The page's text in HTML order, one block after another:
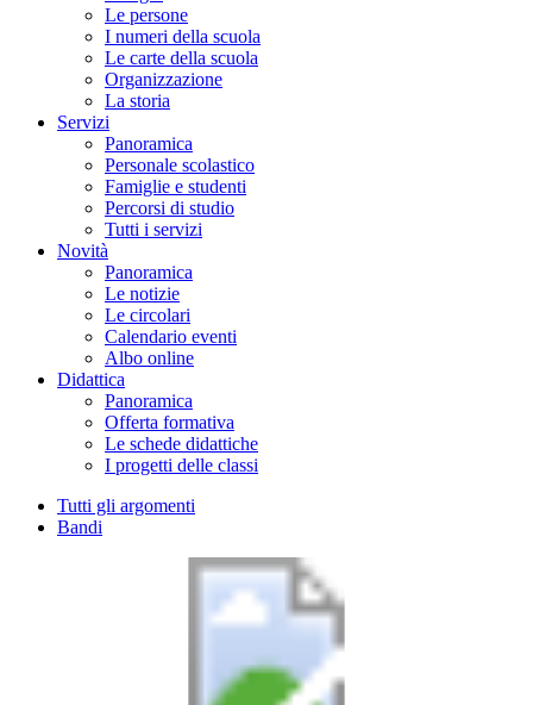
Le persone
I numeri della scuola
Le carte della scuola
Organizzazione
La storia
Servizi
Panoramica
Personale scolastico
Famiglie e studenti
Percorsi di studio
Tutti i servizi
Novità
Panoramica
Le notizie
Le circolari
Calendario eventi
Albo online
Didattica
Panoramica
Offerta formativa
Le schede didattiche
I progetti delle classi
Tutti gli argomenti
Bandi